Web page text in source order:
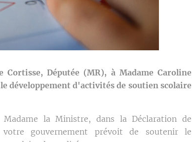
Cortisse, Députée (MR), à Madame Caroline
développement d'activités de soutien scolaire
Madame la Ministre, dans la Déclaration de
votre gouvernement prévoit de soutenir le